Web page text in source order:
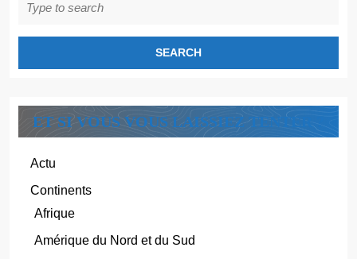
for:
ET SI VOUS VOUS LAISSIEZ TENTER ?
Actu
Continents
Afrique
Amérique du Nord et du Sud